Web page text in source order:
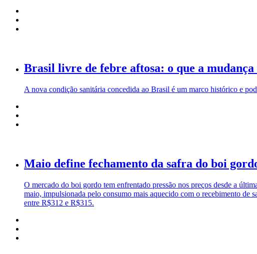
Brasil livre de febre aftosa: o que a
A nova condição sanitária concedida ao Brasil é um marco histórico e
Maio define fechamento da safra do boi
O mercado do boi gordo tem enfrentado pressão nos preços desde a
maio, impulsionada pelo consumo mais aquecido com o recebimento de
entre R$312 e R$315.